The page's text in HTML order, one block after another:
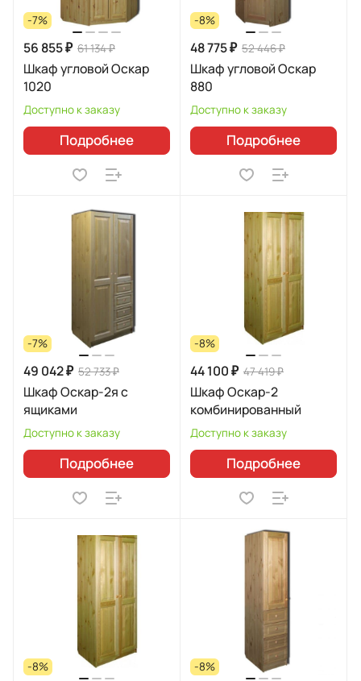
-7%
56 855 ₽ 61 134 ₽
Шкаф угловой Оскар
1020
Доступно к заказу
Подробнее
-8%
48 775 ₽ 52 446 ₽
Шкаф угловой Оскар
880
Доступно к заказу
Подробнее
-7%
49 042 ₽ 52 733 ₽
Шкаф Оскар-2я с
ящиками
Доступно к заказу
Подробнее
-8%
44 100 ₽ 47 419 ₽
Шкаф Оскар-2
комбинированный
Доступно к заказу
Подробнее
-8% -8%